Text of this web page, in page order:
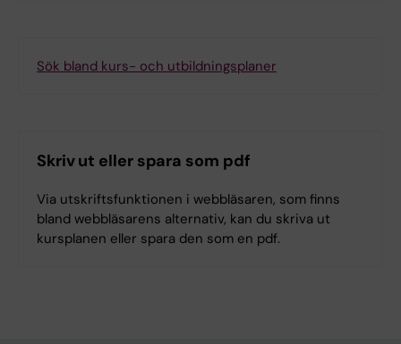
Sök bland kurs- och utbildningsplaner
Skriv ut eller spara som pdf
Via utskriftsfunktionen i webbläsaren, som finns
bland webbläsarens alternativ, kan du skriva ut
kursplanen eller spara den som en pdf.